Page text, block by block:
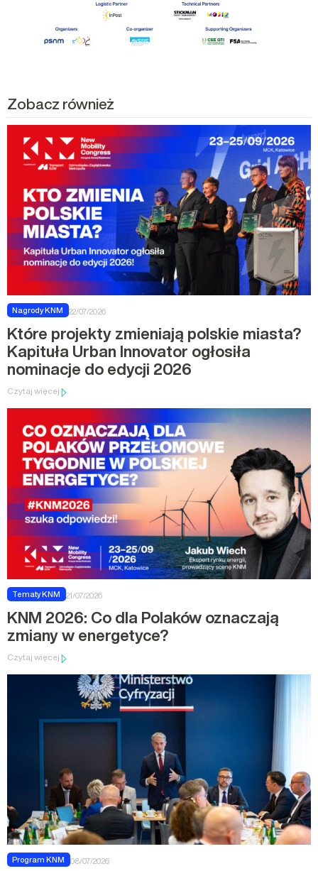
Zobacz również
Nagrody KNM 22/07/2026
Które projekty zmieniają polskie miasta?
Kapituła Urban Innovator ogłosiła
nominacje do edycji 2026
Czytaj więcej
Tematy KNM 21/07/2026
KNM 2026: Co dla Polaków oznaczają
zmiany w energetyce?
Czytaj więcej
Program KNM 08/07/2026